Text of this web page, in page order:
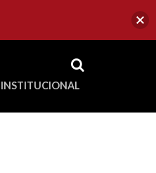
RSS
INSTITUCIONAL